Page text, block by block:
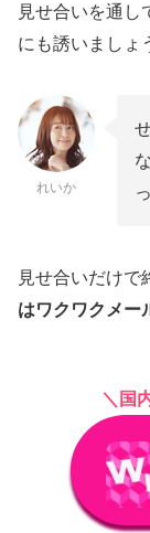
見せ合いを通し
にも誘いましょ
れいか
見せ合いだけで
はワクワクメー
＼国